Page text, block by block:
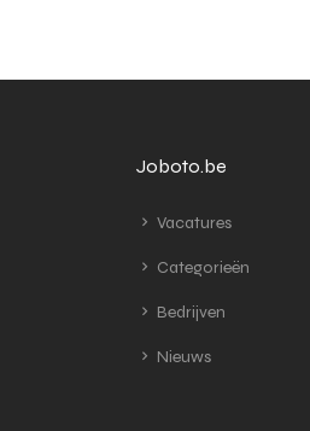
Joboto.be
Vacatures
Categorieën
Bedrijven
Nieuws